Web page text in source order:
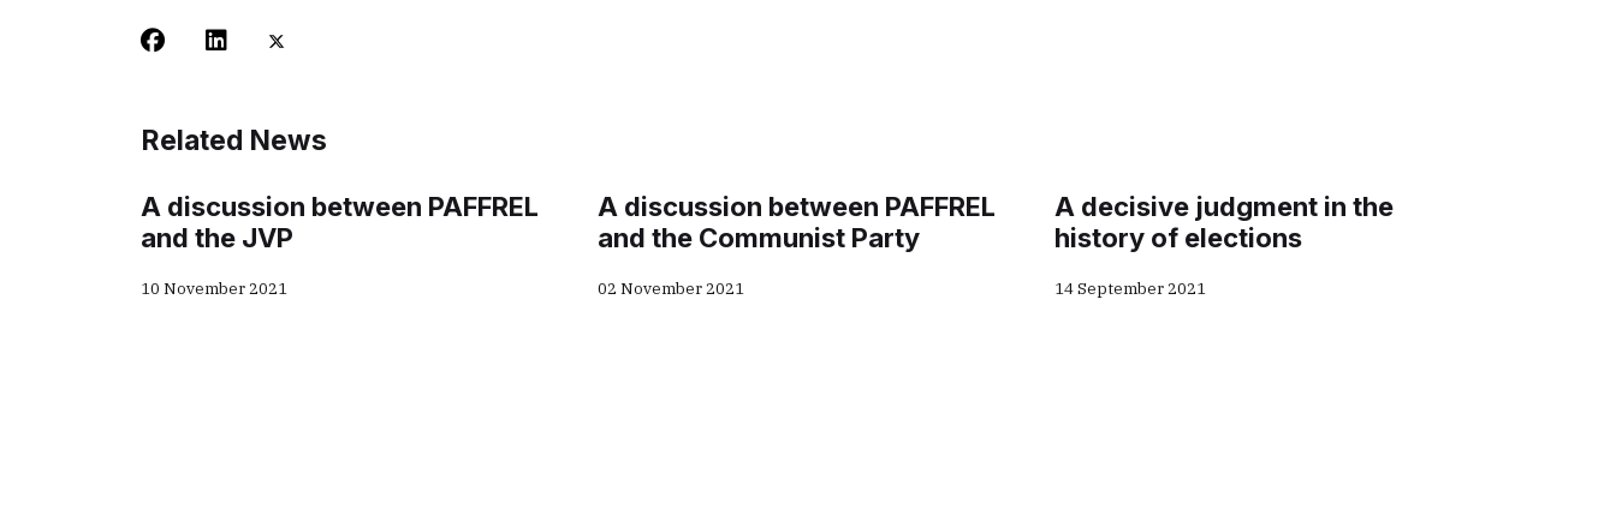
Related News
A discussion between PAFFREL
and the JVP
10 November 2021
A discussion between PAFFREL
and the Communist Party
02 November 2021
A decisive judgment in the
history of elections
14 September 2021